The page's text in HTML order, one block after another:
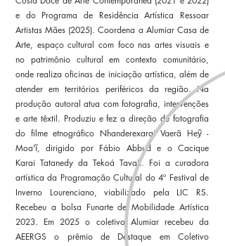
e do Programa de Residência Artística Ressoar
Artistas Mães (2025). Coordena a Alumiar Casa de
Arte, espaço cultural com foco nas artes visuais e
no patrimônio cultural em contexto comunitário,
onde realiza oficinas de iniciação artística, além de
atender em territórios periféricos da região. Na
produção autoral atua com fotografia, intervenções
e arte têxtil. Produziu e fez a direção de fotografia
do filme etnográfico Nhanderexarai Vaerã Heỹ -
Moa'ĩ, dirigido por Fábio Abbud e o Cacique
Karai Tatanedy da Tekoá Tava'i. Foi a curadora
artística da Programação Cultural do 4º Festival de
Inverno Lourenciano, viabilizado pela LIC RS.
Recebeu a bolsa Funarte de Mobilidade Artística
2023. Em 2025 o coletivo Alumiar recebeu da
AEERGS o prêmio de Destaque em Coletivo